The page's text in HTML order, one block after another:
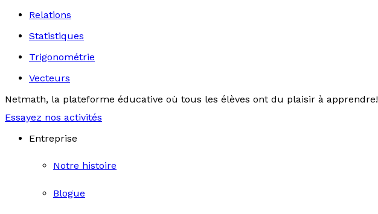
Relations
Statistiques
Trigonométrie
Vecteurs
Netmath, la plateforme éducative où tous les élèves ont du plaisir à apprendre!
Essayez nos activités
Entreprise
Notre histoire
Blogue